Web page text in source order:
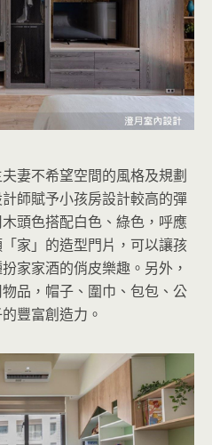
妻不希望空間的風格及規劃
師賦予小孩房設計較高的彈
頭色搭配白色、綠色，呼應
家」的造型門片，可以讓孩
家家酒的俏皮樂趣。另外，
品，帽子、圍巾、包包、公
豐富創造力。